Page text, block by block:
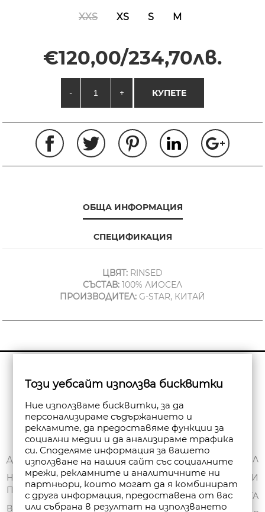
XXS XS S M
€120,00/234,70лв.
- + КУПЕТЕ
ОБЩА ИНФОРМАЦИЯ
СПЕЦИФИКАЦИЯ
ЦВЯТ: RINSED
СЪСТАВ: 100% ЛИОСЕЛ
ПРОИЗВОДИТЕЛ: G-STAR, КИТАЙ
Абониране
ДОСТАВКА
НАЧИНИ НА
ПЛАЩАНЕ
ВРЪЩАНЕ
ЗА НАС
ОБЩИ УСЛОВИЯ
ПОЛИТИКА ЗА
ПОВЕРИТЕЛНОСТ
МОЯТ ПРОФИЛ
ПОРЪЧКИ
ЧАНТА
Този уебсайт използва бисквитки
Ние използваме бисквитки, за да
персонализираме съдържанието и
рекламите, да предоставяме функции за
социални медии и да анализираме трафика
си. Споделяме информация за вашето
използване на нашия сайт със социалните
мрежи, рекламните и аналитичните ни
партньори, които могат да я комбинират
с друга информация, предоставена от вас
или събрана в резултат на използването